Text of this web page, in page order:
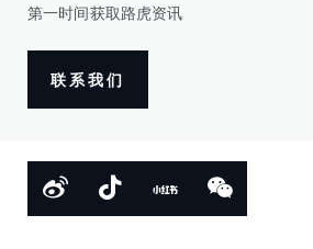
第一时间获取路虎资讯
联系我们